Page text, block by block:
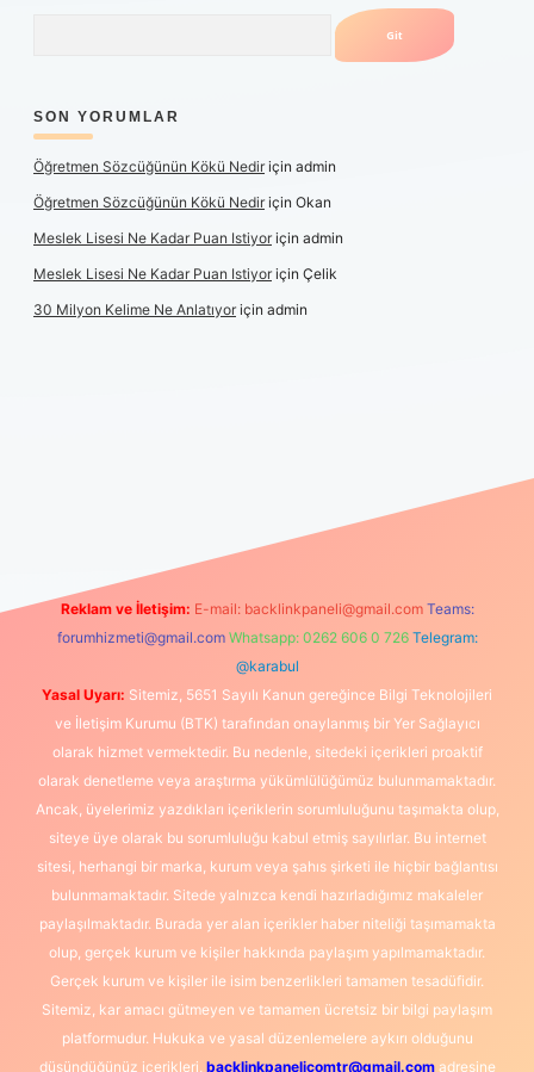
SON YORUMLAR
Öğretmen Sözcüğünün Kökü Nediriçin admin
Öğretmen Sözcüğünün Kökü Nediriçin Okan
Meslek Lisesi Ne Kadar Puan Istiyoriçin admin
Meslek Lisesi Ne Kadar Puan Istiyoriçin Çelik
30 Milyon Kelime Ne Anlatıyoriçin admin
elexbetgiris.org
Reklam ve İletişim: E-mail: backlinkpaneli@gmail.com Teams:
forumhizmeti@gmail.com Whatsapp: 0262 606 0 726 Telegram:
@karabul
Yasal Uyarı: Sitemiz, 5651 Sayılı Kanun gereğince Bilgi Teknolojileri
ve İletişim Kurumu (BTK) tarafından onaylanmış bir Yer Sağlayıcı
olarak hizmet vermektedir. Bu nedenle, sitedeki içerikleri proaktif
olarak denetleme veya araştırma yükümlülüğümüz bulunmamaktadır.
Ancak, üyelerimiz yazdıkları içeriklerin sorumluluğunu taşımakta olup,
siteye üye olarak bu sorumluluğu kabul etmiş sayılırlar. Bu internet
sitesi, herhangi bir marka, kurum veya şahıs şirketi ile hiçbir bağlantısı
bulunmamaktadır. Sitede yalnızca kendi hazırladığımız makaleler
paylaşılmaktadır. Burada yer alan içerikler haber niteliği taşımamakta
olup, gerçek kurum ve kişiler hakkında paylaşım yapılmamaktadır.
Gerçek kurum ve kişiler ile isim benzerlikleri tamamen tesadüfidir.
Sitemiz, kar amacı gütmeyen ve tamamen ücretsiz bir bilgi paylaşım
platformudur. Hukuka ve yasal düzenlemelere aykırı olduğunu
düşündüğünüz içerikleri, backlinkpanelicomtr@gmail.comadresine